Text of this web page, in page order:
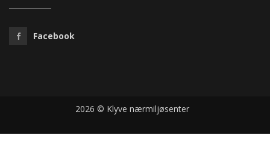
Facebook
2026 © Klyve nærmiljøsenter